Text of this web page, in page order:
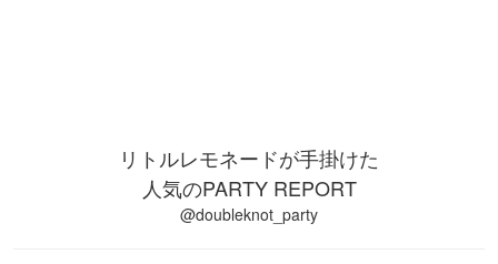
リトルレモネードが手掛けた
人気のPARTY REPORT
@doubleknot_party